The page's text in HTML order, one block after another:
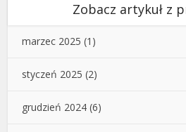
Zobacz artykuł z
marzec 2025 (1)
styczeń 2025 (2)
grudzień 2024 (6)